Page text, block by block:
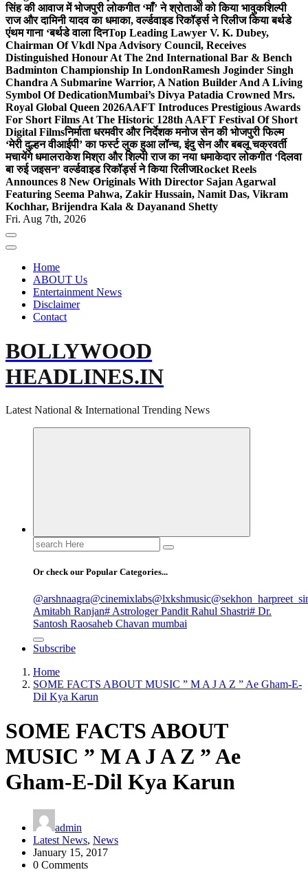
सिंह की आवाज में भोजपुरी लोकगीत ‘माँ’ ने श्रोताओं को किया भावुकशिल्पी
राज और दामिनी यादव का धमाका, वर्ल्डवाइड रिकॉर्ड्स ने रिलीज किया बर्थडे
एंथम गाना ‘बर्थडे वाला दिनTop Leading Lawyer V. K. Dubey,
Chairman Of Vkdl Npa Advisory Council, Receives
Distinguished Honour At The 2nd International Bar & Bench
Badminton Championship In LondonRamesh Joginder Singh
Chandra A Submarine Warrior, A Nation Builder And A Living
Symbol Of DedicationMumbai’s Divya Patadia Crowned Mrs.
Royal Global Queen 2026AAFT Introduces Prestigious Awards
For Short Films At The Historic 128th AAFT Festival Of Short
Digital Filmsनिर्माता धरमवीर और निर्देशक मनोज सेन की भोजपुरी फिल्म
‘मेरी दुल्हन वीआईपी’ का फर्स्ट लुक हुआ लॉन्च, इंदु सेन और बबलू चक्रवर्ती
मचायेंगे धमालराकेश मिश्रा और शिल्पी राज का नया धमाकेदार लोकगीत ‘दिलवा
बा रुई जइसन’ वर्ल्डवाइड रिकॉर्ड्स ने किया रिलीजRocket Reels
Announces 8 New Originals With Director Sajan Agarwal
Featuring Seema Pahwa, Zakir Hussain, Namit Das, Vikram
Kochhar, Brijendra Kala & Dayanand Shetty
Fri. Aug 7th, 2026
Home
ABOUT Us
Entertainment News
Disclaimer
Contact
BOLLYWOOD
HEADLINES.IN
Latest National & International Trending News
Search
for:
Or check our Popular Categories...
@arshnaagra@cinemixlabs@lxkshmusic
Amitabh Ranjan# Astrologer Pandit Rahul Shastri# Dr.
Santosh Raosaheb Chavan mumbai
Subscribe
Home
SOME FACTS ABOUT MUSIC ” M A J A Z ” Ae Gham-E-
Dil Kya Karun
SOME FACTS ABOUT
MUSIC ” M A J A Z ” Ae
Gham-E-Dil Kya Karun
admin
Latest News, News
January 15, 2017
0 Comments